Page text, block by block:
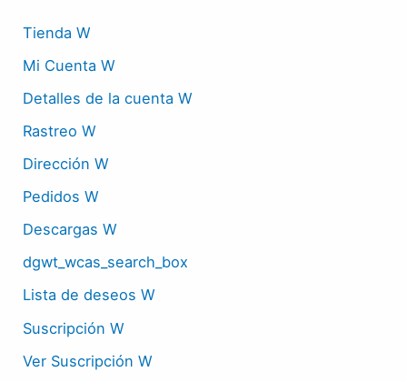
Tienda W
Mi Cuenta W
Detalles de la cuenta W
Rastreo W
Dirección W
Pedidos W
Descargas W
dgwt_wcas_search_box
Lista de deseos W
Suscripción W
Ver Suscripción W